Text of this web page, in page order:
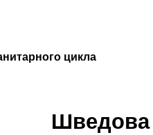
цикла
Шведова